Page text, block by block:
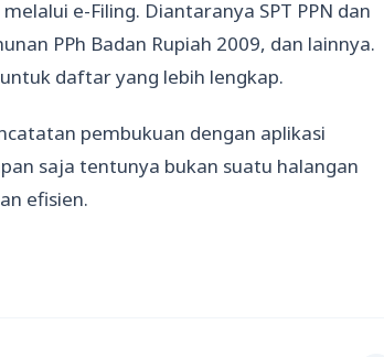
e-Filing. Diantaranya SPT PPN dan
PPh Badan Rupiah 2009, dan lainnya.
daftar yang lebih lengkap.
pembukuan dengan aplikasi
saja tentunya bukan suatu halangan
efisien.